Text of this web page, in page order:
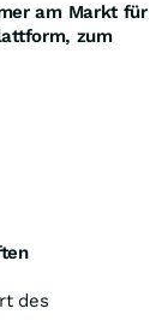
am Markt für
zum
des